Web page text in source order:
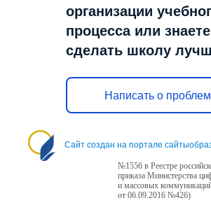
организации
процесса или
сделать школу
Написать о
Сайт создан на портале
№1556 в Реестре
приказа Министерства
и массовых
от 06.09.2016 №426)